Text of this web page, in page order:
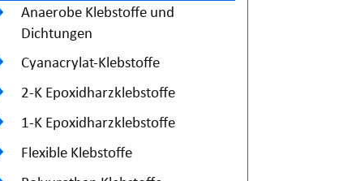
Anaerobe Klebstoffe und
Dichtungen
Cyanacrylat-Klebstoffe
2-K Epoxidharzklebstoffe
1-K Epoxidharzklebstoffe
Flexible Klebstoffe